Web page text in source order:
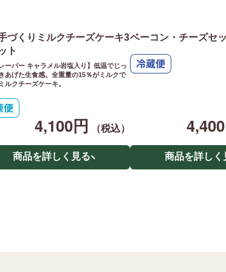
づくりミルクチーズケーキ3
ト
ーバー キャラメル岩塩入り】低温でじっ
あげた生食感。全重量の15％がミルクで
ルクチーズケーキ。
4,100円 （税込）
商品を詳しく見る
ベーコン・チーズセ
商品を詳しく